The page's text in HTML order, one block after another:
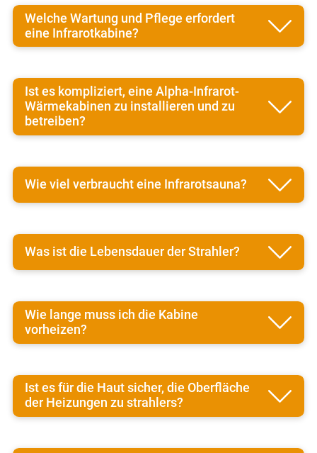
Welche Wartung und Pflege erfordert
eine Infrarotkabine?
Ist es kompliziert, eine Alpha-Infrarot-
Wärmekabinen zu installieren und zu
betreiben?
Wie viel verbraucht eine Infrarotsauna?
Was ist die Lebensdauer der Strahler?
Wie lange muss ich die Kabine
vorheizen?
Ist es für die Haut sicher, die Oberfläche
der Heizungen zu strahlers?